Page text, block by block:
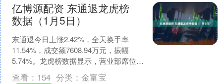
亿博源配资 东通退龙虎榜
数据（1月5日）
东通退今日上涨2.42%，全天换手率
11.54%，成交额7608.94万元，振幅
5.74%。龙虎榜数据显示，营业部席位合
计净买入486.02万元。 深交所公开信....
查看： 154 分类： 金富宝